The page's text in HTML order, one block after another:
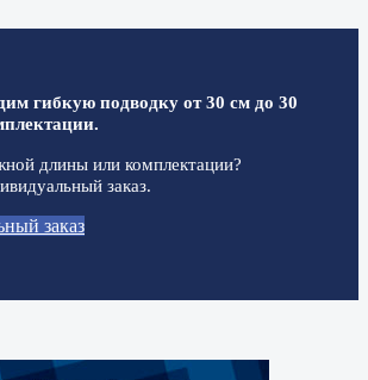
гибкую подводку от 30 см до 30
длины или комплектации?
заказ.
заказ